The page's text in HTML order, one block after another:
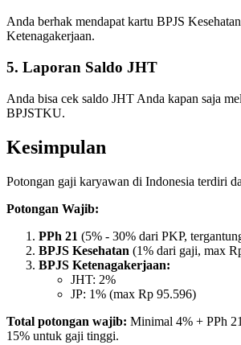
Anda berhak mendapat kartu BPJS
Ketenagakerjaan.
5. Laporan Saldo JHT
Anda bisa cek saldo JHT Anda kapan saja
BPJSTKU.
Kesimpulan
Potongan gaji karyawan di Indonesia terdiri
Potongan Wajib:
PPh 21 (5% - 30% dari PKP,
BPJS Kesehatan (1% dari gaji, max
BPJS Ketenagakerjaan:
JHT: 2%
JP: 1% (max Rp 95.596)
Total potongan wajib: Minimal 4% + PPh
15% untuk gaji tinggi.